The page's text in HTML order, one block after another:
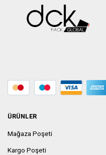
ÜRÜNLER
Mağaza Poşeti
Kargo Poşeti